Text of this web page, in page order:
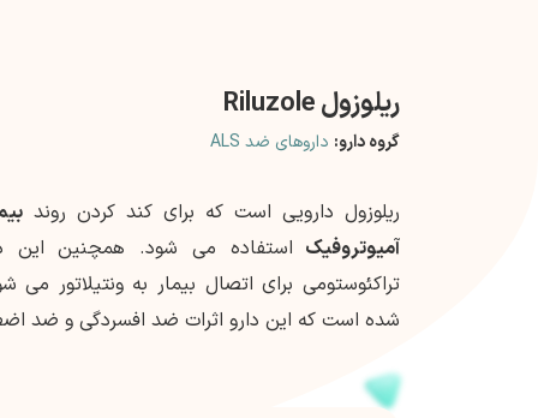
ریلوزول Riluzole
گروه دارو: داروهای ضد ALS
ریلوزول دارویی است که برای کند کردن روند
آمیوتروفیک استفاده می شود. همچنین این
تراکئوستومی برای اتصال بیمار به ونتیلاتور
شده است که این دارو اثرات ضد افسردگی و ضد